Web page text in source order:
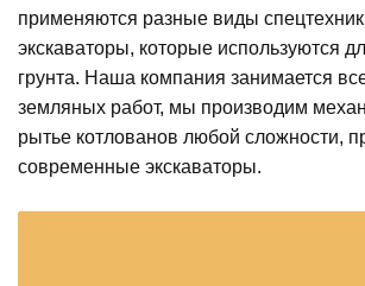
применяются разные виды
экскаваторы, которые используются
грунта. Наша компания занимается
земляных работ, мы производим
рытье котлованов любой сложности,
современные экскаваторы.